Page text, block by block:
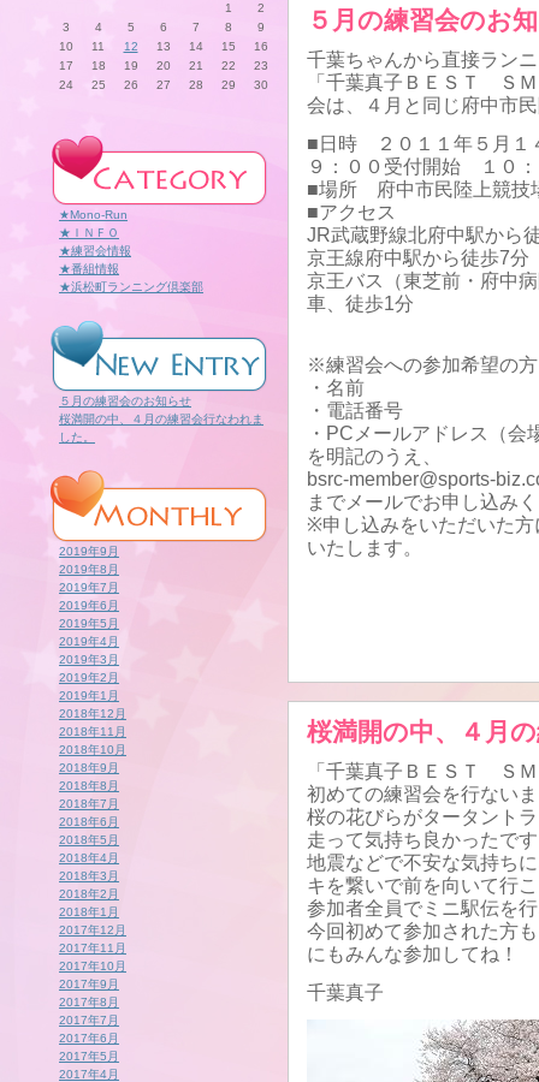
1
2
3
4 5 6 7 8
9
10
11 12 13 14 15
16
17
18 19 20 21 22
23
24
25 26 27 28 29 30
★Mono-Run
★ＩＮＦＯ
★練習会情報
★番組情報
★浜松町ランニング倶楽部
５月の練習会のお知らせ
桜満開の中、４月の練習会行なわれま
した。
2019年9月
2019年8月
2019年7月
2019年6月
2019年5月
2019年4月
2019年3月
2019年2月
2019年1月
2018年12月
2018年11月
2018年10月
2018年9月
2018年8月
2018年7月
2018年6月
2018年5月
2018年4月
2018年3月
2018年2月
2018年1月
2017年12月
2017年11月
2017年10月
2017年9月
2017年8月
2017年7月
2017年6月
2017年5月
2017年4月
５月の練習会のお
千葉ちゃんから直接ラン
「千葉真子ＢＥＳＴ Ｓ
会は、４月と同じ府中市
■日時 ２０１１年５月１
９：００受付開始 １０
■場所 府中市民陸上競技
■アクセス
JR武蔵野線北府中駅から
京王線府中駅から徒歩7分
京王バス（東芝前・府中
車、徒歩1分
※練習会への参加希望の
・名前
・電話番号
・PCメールアドレス（
を明記のうえ、
bsrc-member@sports-
までメールでお申し込み
※申し込みをいただいた
いたします。
桜満開の中、４月
「千葉真子ＢＥＳＴ Ｓ
初めての練習会を行ない
桜の花びらがタータント
走って気持ち良かったで
地震などで不安な気持ち
キを繋いで前を向いて行
参加者全員でミニ駅伝を
今回初めて参加された方
にもみんな参加してね！
千葉真子